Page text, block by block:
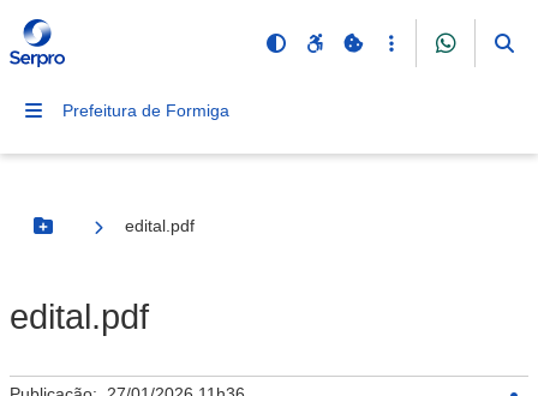
Prefeitura de Formiga
Botão Menu
edital.pdf
edital.pdf